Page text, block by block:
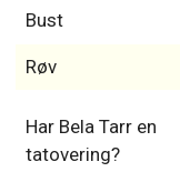
Bust
Røv
Har Bela Tarr en
tatovering?